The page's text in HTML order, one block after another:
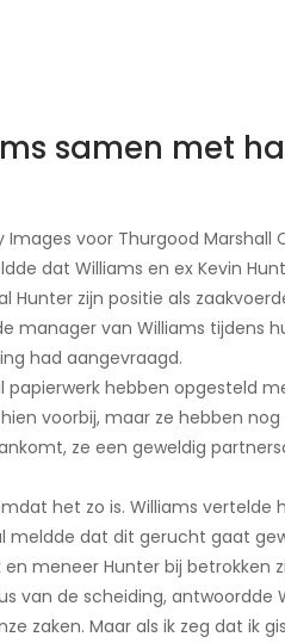
samen met
voor Thurgood Marshall
dat Williams en ex Kevin
Hunter zijn positie als
manager van Williams tijdens
had aangevraagd.
papierwerk hebben opgesteld
voorbij, maar ze hebben
ze een geweldig
het zo is. Williams vertelde
meldde dat dit gerucht gaat
meneer Hunter bij betrokken
van de scheiding, antwoordde
zaken. Maar als ik zeg dat ik